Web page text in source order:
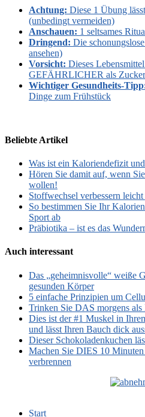
Achtung: Diese 1 Übung
(unbedingt vermeiden)
Anschauen: 1 seltsames
Dringend: Die
ansehen)
Vorsicht: Dieses
GEFÄHRLICHER als Zucker
Wichtiger Gesundheits-
Dinge zum Frühstück
Beliebte Artikel
Was ist ein Kaloriendefizit
Hören Sie damit auf, wenn
wollen!
Stoffwechsel verbessern
So bestimmen Sie Ihr
Sport ab
Präbiotika – ist es das
Auch interessant
Das „geheimnisvolle“ weiße
gesunden Körper
5 einfache Prinzipien um
Trinken Sie DAS morgens als
Dies ist der #1 Muskel in
und lässt Ihren Bauch dick
Dieser Schokoladenkuchen
Machen Sie DIES 10
verbrennen
Start